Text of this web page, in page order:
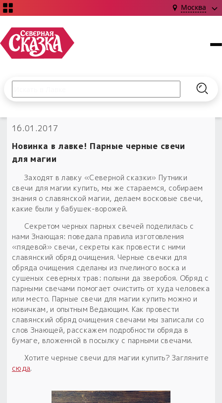
Москва
НОВИНКИ!
Книги
Издания о Славянской культуре и ведовстве
Наборы для курсов и книг
Обереги славян нательные
Обереги для дома и машины
Обрядовые предметы
Расходные материалы
Готовые заговоры и обряды
Сундучок
Сказки
Магия
Библиография
Об авторе и издательстве
Наборы для книг
Электронные книги
С чего начать?
Материалы
Для алтаря
Расходные материалы
Гадание он-лайн
Приложение для гадания
30 вариантов раскладов по системе Рез Рода:
Готовые заговоры
Для чего:
Предметы
Магические наборы
Для алтаря
Расходные материалы
С чего начать?
Новые книги
в лавке!
Рода.Духи-Хозяева» с колодами
толковники со значениями, раскладами,
Введите текст и нажмите кнопку «Найти», чтобы
16.01.2017
Новинка в лавке! Парные черные свечи
для магии
Заходят в лавку «Северной сказки» Путники
свечи для магии купить, мы же стараемся, собираем
знания о славянской магии, делаем восковые свечи,
какие были у бабушек-ворожей.
Секретом черных парных свечей поделилась с
нами Знающая: поведала правила изготовления
«пядевой» свечи, секреты как провести с ними
славянский обряд очищения. Черные свечки для
обряда очищения сделаны из пчелиного воска и
сушеных северных трав: полыни да зверобоя. Обряд с
парными свечами помогает очистить от худа человека
или место. Парные свечи для магии купить можно и
новичкам, и опытным Ведающим. Как провести
славянский обряд очищения свечами мы записали со
слов Знающей, расскажем подробности обряда в
бумаге, вложенной в посылку с парными свечами.
Хотите черные свечи для магии купить? Загляните
сюда.